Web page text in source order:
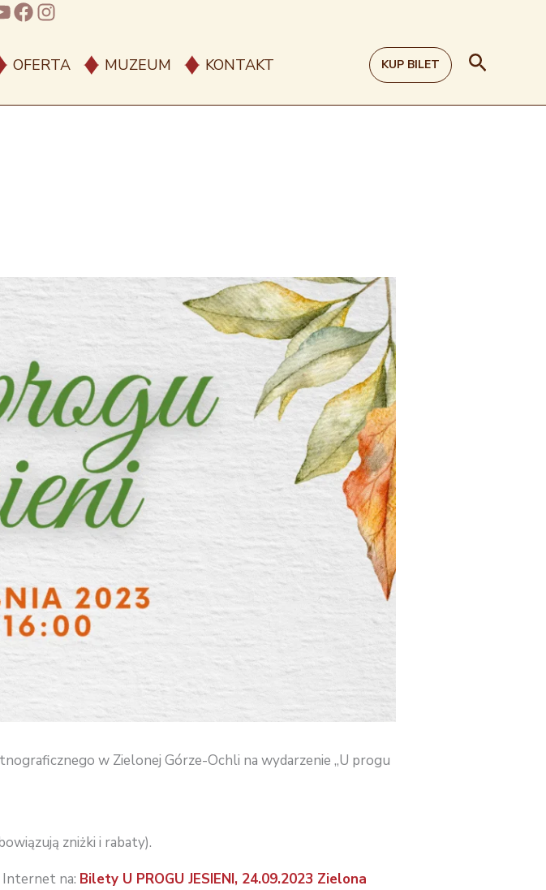
Facebook
Instagram
OFERTA MUZEUM KONTAKT KUP BILET Szukaj
w Zielonej Górze-Ochli na wydarzenie „U progu
zniżki i rabaty).
Internet na: Bilety U PROGU JESIENI, 24.09.2023 Zielona